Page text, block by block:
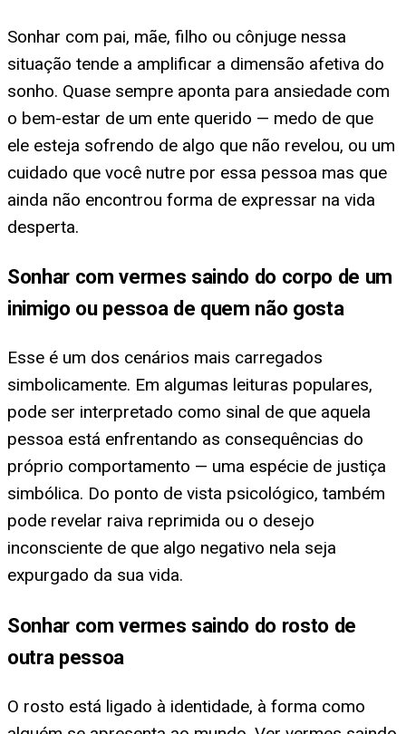
Sonhar com pai, mãe, filho ou cônjuge nessa
situação tende a amplificar a dimensão afetiva do
sonho. Quase sempre aponta para ansiedade com
o bem-estar de um ente querido — medo de que
ele esteja sofrendo de algo que não revelou, ou um
cuidado que você nutre por essa pessoa mas que
ainda não encontrou forma de expressar na vida
desperta.
Sonhar com vermes saindo do corpo de um
inimigo ou pessoa de quem não gosta
Esse é um dos cenários mais carregados
simbolicamente. Em algumas leituras populares,
pode ser interpretado como sinal de que aquela
pessoa está enfrentando as consequências do
próprio comportamento — uma espécie de justiça
simbólica. Do ponto de vista psicológico, também
pode revelar raiva reprimida ou o desejo
inconsciente de que algo negativo nela seja
expurgado da sua vida.
Sonhar com vermes saindo do rosto de
outra pessoa
O rosto está ligado à identidade, à forma como